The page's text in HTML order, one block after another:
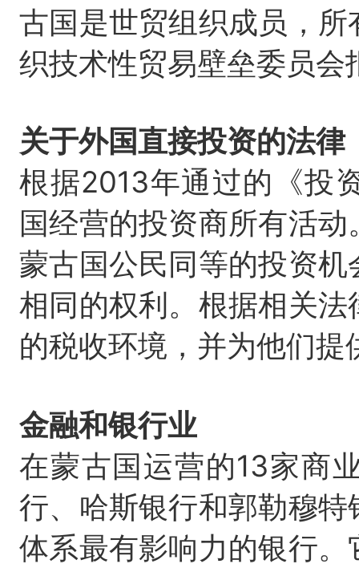
古国是世贸组织成员，
织技术性贸易壁垒委员会
关于外国直接投资的法律
根据2013年通过的《投
国经营的投资商所有活
蒙古国公民同等的投资
相同的权利。根据相关
的税收环境，并为他们
金融和银行业
在蒙古国运营的13家商
行、哈斯银行和郭勒穆
体系最有影响力的银行